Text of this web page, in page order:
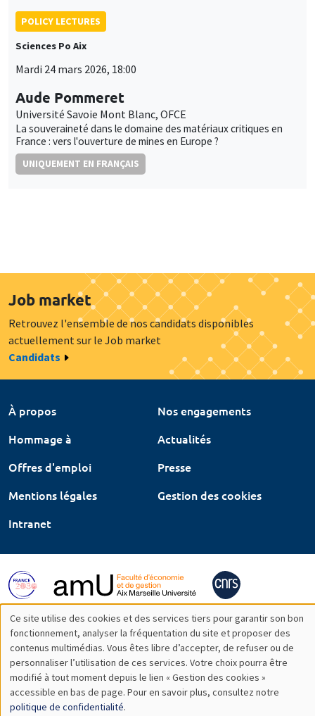
POLICY LECTURES
Sciences Po Aix
Mardi 24 mars 2026, 18:00
Aude Pommeret
Université Savoie Mont Blanc, OFCE
La souveraineté dans le domaine des matériaux critiques en
France : vers l'ouverture de mines en Europe ?
UNIQUEMENT EN FRANÇAIS
Job market
Retrouvez l'ensemble de nos candidats disponibles
actuellement sur le Job market
Candidats
À propos
Nos engagements
Hommage à
Actualités
Offres d'emploi
Presse
Mentions légales
Gestion des cookies
Intranet
Utilisation
des
données
personnelles
Ce site utilise des cookies et des services tiers pour garantir son bon
fonctionnement, analyser la fréquentation du site et proposer des
contenus multimédias. Vous êtes libre d’accepter, de refuser ou de
personnaliser l’utilisation de ces services. Votre choix pourra être
modifié à tout moment depuis le lien « Gestion des cookies »
accessible en bas de page. Pour en savoir plus, consultez notre
politique de confidentialité.